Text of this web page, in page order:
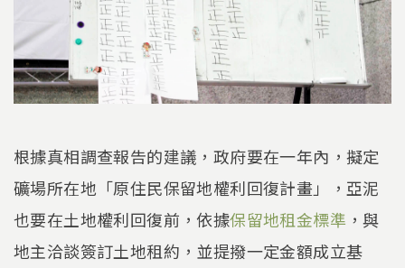
根據真相調查報告的建議，政府要在一年內，擬定
礦場所在地「原住民保留地權利回復計畫」，亞泥
也要在土地權利回復前，依據保留地租金標準 ，與
地主洽談簽訂土地租約，並提撥一定金額成立基